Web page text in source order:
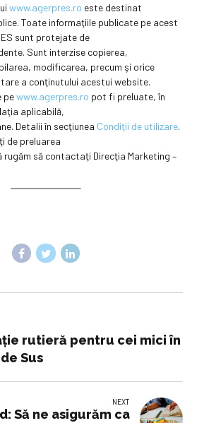
www.agerpres.ro este destinat
Toate informaţiile publicate pe acest
sunt protejate de
Sunt interzise copierea,
modificarea, precum şi orice
a conţinutului acestui website.
pewww.agerpres.ro pot fi preluate, în
aplicabilă,
Detalii în secţiunea Condiţii de utilizare.
de preluarea
rugăm să contactaţi Direcţia Marketing –
rutieră pentru cei mici în
Sus
NEXT
Să ne asigurăm ca